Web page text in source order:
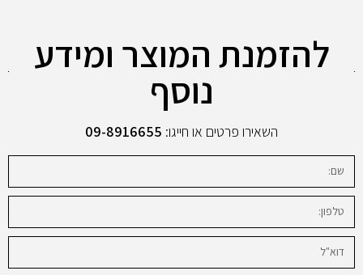
להזמנת המוצר ומידע
נוסף
השאירו פרטים או חייגו: 09-8916655